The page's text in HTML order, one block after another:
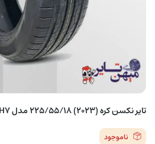
تایر نکسن کره (2023) 225/55/18 مدل NPRIZE RH7
ناموجود